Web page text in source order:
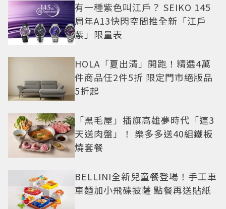
有一種紫色叫江戶？ SEIKO 145
周年A13快閃空間推全新「江戶
紫」限量表
HOLA「夏出清」開跑！精選4萬
件商品任2件5折 限定門市絕版品
5折起
「黑毛屋」插旗高雄夢時代「連3
天送肉盤」！ 樂多多送40組鐵板
燒套餐
BELLINI全新兒童餐登場！手工車
車麵加小飛碟披薩 點餐再送貼紙